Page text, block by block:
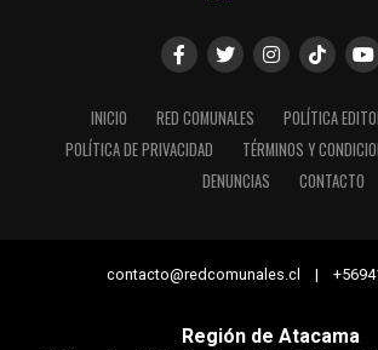
INICIO RED COMUNALES
POLÍTICA
POLÍTICA DE PRIVACIDAD
TÉRMINOS Y
DENUNCIAS
CONTACTO
contacto@redcomunales.cl |
Región de Atacama